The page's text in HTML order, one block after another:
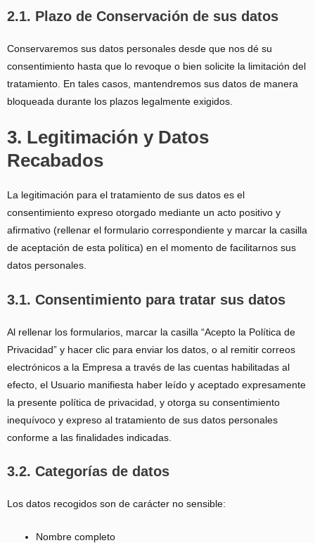
2.1. Plazo de Conservación de sus datos
Conservaremos sus datos personales desde que nos dé su
consentimiento hasta que lo revoque o bien solicite la limitación del
tratamiento. En tales casos, mantendremos sus datos de manera
bloqueada durante los plazos legalmente exigidos.
3. Legitimación y Datos
Recabados
La legitimación para el tratamiento de sus datos es el
consentimiento expreso otorgado mediante un acto positivo y
afirmativo (rellenar el formulario correspondiente y marcar la casilla
de aceptación de esta política) en el momento de facilitarnos sus
datos personales.
3.1. Consentimiento para tratar sus datos
Al rellenar los formularios, marcar la casilla “Acepto la Política de
Privacidad” y hacer clic para enviar los datos, o al remitir correos
electrónicos a la Empresa a través de las cuentas habilitadas al
efecto, el Usuario manifiesta haber leído y aceptado expresamente
la presente política de privacidad, y otorga su consentimiento
inequívoco y expreso al tratamiento de sus datos personales
conforme a las finalidades indicadas.
3.2. Categorías de datos
Los datos recogidos son de carácter no sensible:
Nombre completo